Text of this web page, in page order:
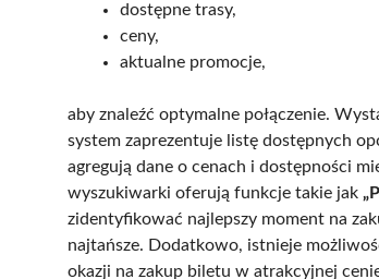
dostępne trasy,
ceny,
aktualne promocje,
aby znaleźć optymalne połączenie.
system zaprezentuje listę dostępnych
agregują dane o cenach i dostępności
wyszukiwarki oferują funkcje takie jak
zidentyfikować najlepszy moment na
najtańsze. Dodatkowo, istnieje
okazji na zakup biletu w atrakcyjnej